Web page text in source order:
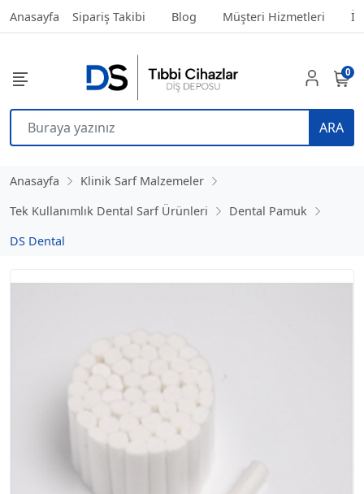
Anasayfa Sipariş Takibi Blog Müşteri Hizmetleri
ARA
0
Anasayfa
Klinik Sarf Malzemeler
Tek Kullanımlık Dental Sarf Ürünleri
Dental Pamuk
DS Dental